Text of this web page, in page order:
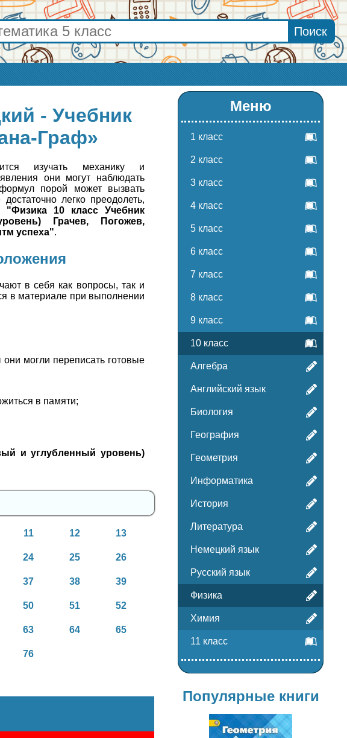
- Учебник
Граф»
изучать механику и
они могут наблюдать
порой может вызвать
легко преодолеть,
"Физика 10 класс Учебник
Грачев, Погожев,
успеха".
в себя как вопросы, так и
в материале при выполнении
могли переписать готовые
в памяти;
и углубленный уровень)
11 12 13
24 25 26
37 38 39
50 51 52
63 64 65
76
Меню
1 класс
2 класс
3 класс
4 класс
5 класс
6 класс
7 класс
8 класс
9 класс
10 класс
Алгебра
Английский язык
Биология
География
Геометрия
Информатика
История
Литература
Немецкий язык
Русский язык
Физика
Химия
11 класс
Популярные книги